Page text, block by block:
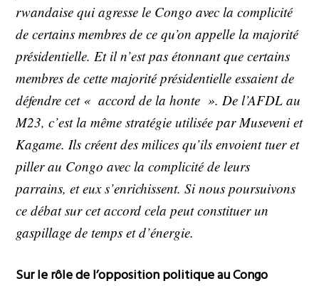
rwandaise qui agresse le Congo avec la complicité
de certains membres de ce qu’on appelle la majorité
présidentielle. Et il n’est pas étonnant que certains
membres de cette majorité présidentielle essaient de
défendre cet « accord de la honte ». De l’AFDL au
M23, c’est la même stratégie utilisée par Museveni et
Kagame. Ils créent des milices qu’ils envoient tuer et
piller au Congo avec la complicité de leurs
parrains, et eux s’enrichissent. Si nous poursuivons
ce débat sur cet accord cela peut constituer un
gaspillage de temps et d’énergie.
Sur le rôle de l’opposition politique au Congo